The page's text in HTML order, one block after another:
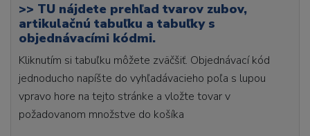
>> TU nájdete prehľad tvarov zubov,
artikulačnú tabuľku a tabuľky s
objednávacími kódmi.
Kliknutím si tabuľku môžete zväčšiť. Objednávací kód
jednoducho napíšte do vyhľadávacieho poľa s lupou
vpravo hore na tejto stránke a vložte tovar v
požadovanom množstve do košíka